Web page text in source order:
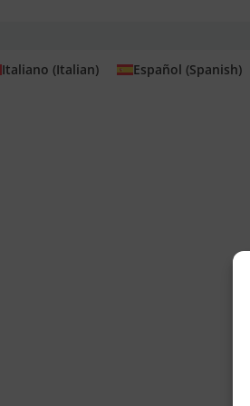
Italiano (Italian) Español (Spanish)